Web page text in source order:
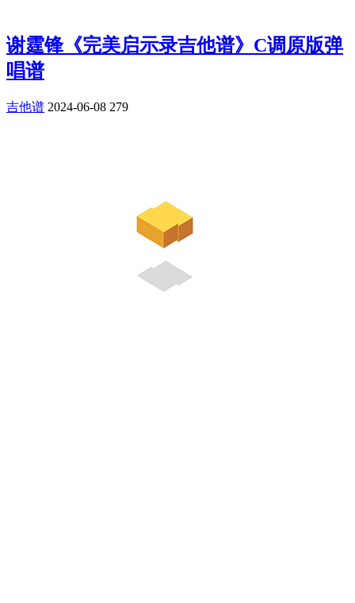
谢霆锋《完美启示录吉他谱》C调原版弹
唱谱
吉他谱 2024-06-08 279